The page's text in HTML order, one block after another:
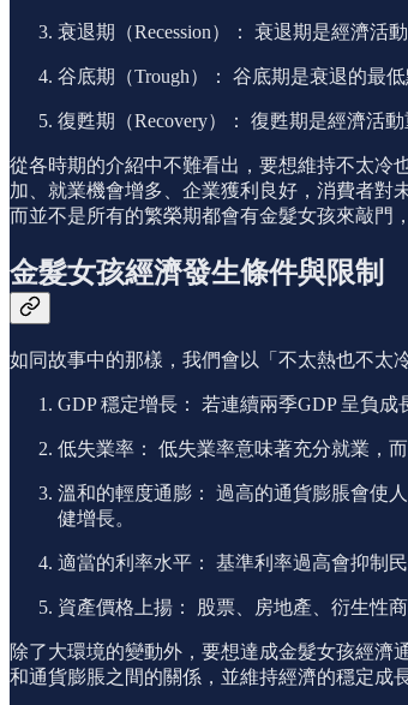
衰退期（Recession）： 衰退期是經濟
谷底期（Trough）： 谷底期是衰退的最
復甦期（Recovery）： 復甦期是經濟活
從各時期的介紹中不難看出，要想維持不太冷
加、就業機會增多、企業獲利良好，消費者對
而並不是所有的繁榮期都會有金髮女孩來敲門
金髮女孩經濟發生條件與限制
如同故事中的那樣，我們會以「不太熱也不太
GDP 穩定增長： 若連續兩季GDP 呈負
低失業率： 低失業率意味著充分就業，
溫和的輕度通膨： 過高的通貨膨脹會使
健增長。
適當的利率水平： 基準利率過高會抑制
資產價格上揚： 股票、房地產、衍生性
除了大環境的變動外，要想達成金髮女孩經濟
和通貨膨脹之間的關係，並維持經濟的穩定成